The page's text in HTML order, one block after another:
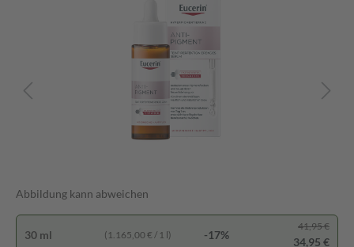
Abbildung kann abweichen
30 ml (1.165,00 € / 1 l) -17%
41,95 €
34,95 €